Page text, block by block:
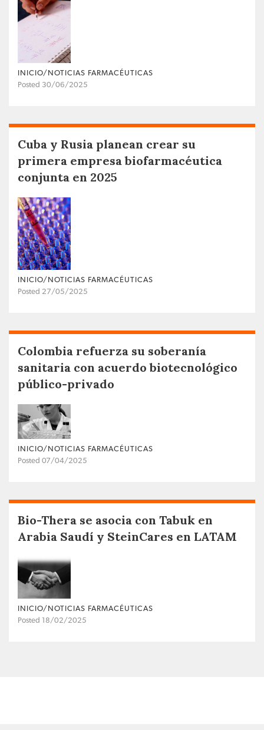
INICIO/NOTICIAS FARMACÉUTICAS
Posted 30/06/2025
Cuba y Rusia planean crear su
primera empresa biofarmacéutica
conjunta en 2025
INICIO/NOTICIAS FARMACÉUTICAS
Posted 27/05/2025
Colombia refuerza su soberanía
sanitaria con acuerdo biotecnológico
público-privado
INICIO/NOTICIAS FARMACÉUTICAS
Posted 07/04/2025
Bio-Thera se asocia con Tabuk en
Arabia Saudí y SteinCares en LATAM
INICIO/NOTICIAS FARMACÉUTICAS
Posted 18/02/2025